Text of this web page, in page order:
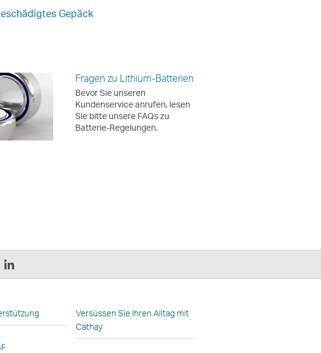
Gepäck
Fragen zu Lithium-Batterien
Bevor Sie unseren
Kundenservice anrufen, lesen
Sie bitte unsere FAQs zu
Batterie-Regelungen.
LinkedIn
Der
wird
in
Versüssen Sie Ihren Alltag mit
Cathay